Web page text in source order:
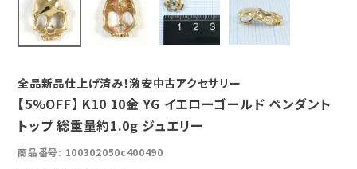
全品新品仕上げ済み！激安中古アクセサリー
【5%OFF】 K10 10金 YG イエローゴールド ペンダント
トップ 総重量約1.0g ジュエリー
商品番号 100302050c400490